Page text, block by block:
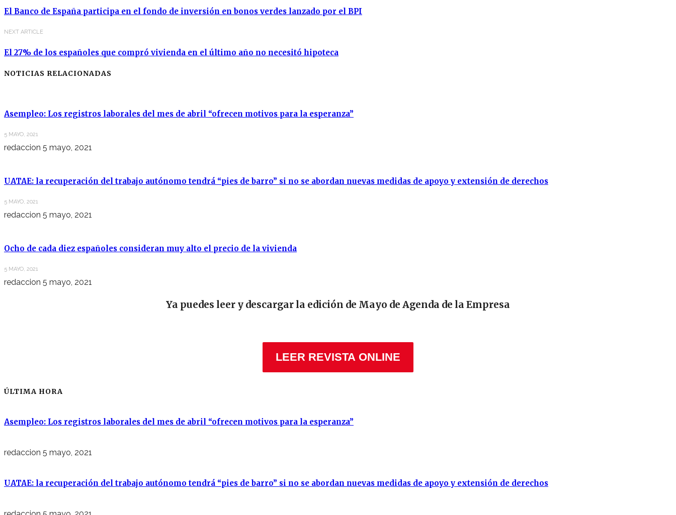
El Banco de España participa en el fondo de inversión en bonos verdes lanzado por el BPI
NEXT ARTICLE
El 27% de los españoles que compró vivienda en el último año no necesitó hipoteca
NOTICIAS RELACIONADAS
Asempleo: Los registros laborales del mes de abril “ofrecen motivos para la esperanza”
5 MAYO, 2021
redaccion 5 mayo, 2021
UATAE: la recuperación del trabajo autónomo tendrá “pies de barro” si no se abordan nuevas medidas de apoyo y extensión de derechos
5 MAYO, 2021
redaccion 5 mayo, 2021
Ocho de cada diez españoles consideran muy alto el precio de la vivienda
5 MAYO, 2021
redaccion 5 mayo, 2021
Ya puedes leer y descargar la edición de Mayo de Agenda de la Empresa
LEER REVISTA ONLINE
ÚLTIMA HORA
Asempleo: Los registros laborales del mes de abril “ofrecen motivos para la esperanza”
redaccion 5 mayo, 2021
UATAE: la recuperación del trabajo autónomo tendrá “pies de barro” si no se abordan nuevas medidas de apoyo y extensión de derechos